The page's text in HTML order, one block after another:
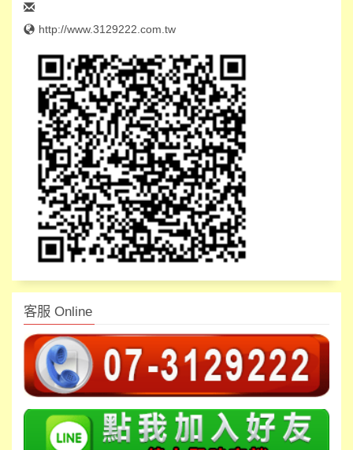
http://www.3129222.com.tw
客服 Online